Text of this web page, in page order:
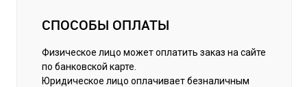
СПОСОБЫ ОПЛАТЫ
Физическое лицо может оплатить заказ на сайте
по банковской карте.
Юридическое лицо оплачивает безналичным